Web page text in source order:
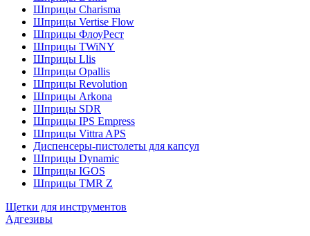
Шприцы Charisma
Шприцы Vertise Flow
Шприцы ФлоуРест
Шприцы TWiNY
Шприцы Llis
Шприцы Opallis
Шприцы Revolution
Шприцы Arkona
Шприцы SDR
Шприцы IPS Empress
Шприцы Vittra APS
Диспенсеры-пистолеты для капсул
Шприцы Dynamic
Шприцы IGOS
Шприцы TMR Z
Щетки для инструментов
Адгезивы